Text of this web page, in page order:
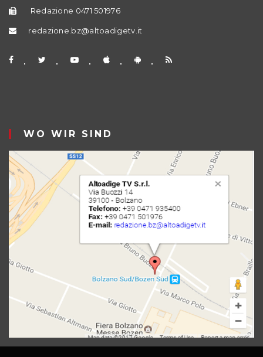
Redazione 0471 501976
redazione.bz@altoadigetv.it
WO WIR SIND